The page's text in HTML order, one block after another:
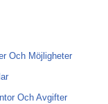
Och Möjligheter
Och Avgifter